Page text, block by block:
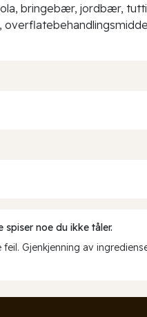
bringebær, jordbær,
noe du ikke tåler.
Gjenkjenning av